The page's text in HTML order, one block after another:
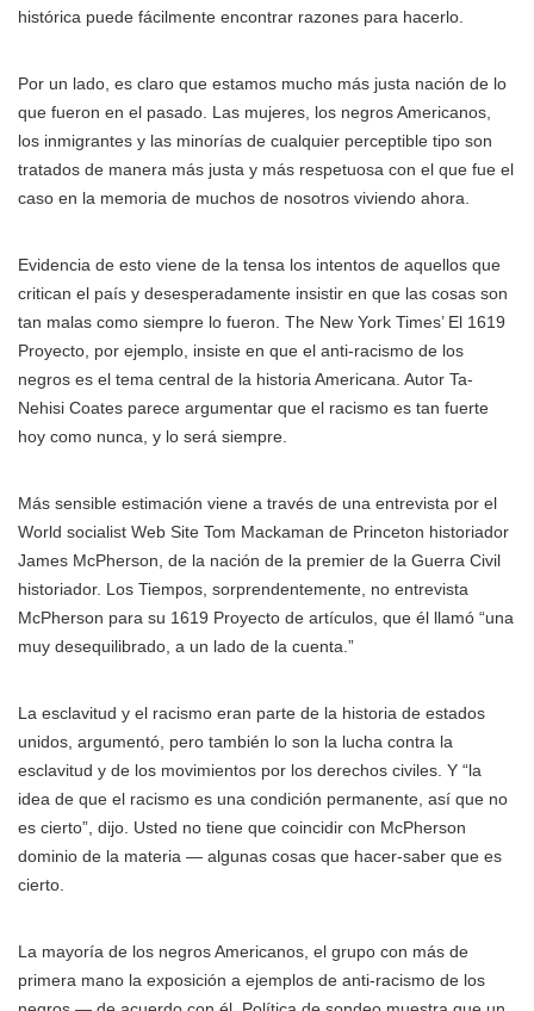
histórica puede fácilmente encontrar razones para hacerlo.
Por un lado, es claro que estamos mucho más justa nación de lo
que fueron en el pasado. Las mujeres, los negros Americanos,
los inmigrantes y las minorías de cualquier perceptible tipo son
tratados de manera más justa y más respetuosa con el que fue el
caso en la memoria de muchos de nosotros viviendo ahora.
Evidencia de esto viene de la tensa los intentos de aquellos que
critican el país y desesperadamente insistir en que las cosas son
tan malas como siempre lo fueron. The New York Times’ El 1619
Proyecto, por ejemplo, insiste en que el anti-racismo de los
negros es el tema central de la historia Americana. Autor Ta-
Nehisi Coates parece argumentar que el racismo es tan fuerte
hoy como nunca, y lo será siempre.
Más sensible estimación viene a través de una entrevista por el
World socialist Web Site Tom Mackaman de Princeton historiador
James McPherson, de la nación de la premier de la Guerra Civil
historiador. Los Tiempos, sorprendentemente, no entrevista
McPherson para su 1619 Proyecto de artículos, que él llamó “una
muy desequilibrado, a un lado de la cuenta.”
La esclavitud y el racismo eran parte de la historia de estados
unidos, argumentó, pero también lo son la lucha contra la
esclavitud y de los movimientos por los derechos civiles. Y “la
idea de que el racismo es una condición permanente, así que no
es cierto”, dijo. Usted no tiene que coincidir con McPherson
dominio de la materia — algunas cosas que hacer-saber que es
cierto.
La mayoría de los negros Americanos, el grupo con más de
primera mano la exposición a ejemplos de anti-racismo de los